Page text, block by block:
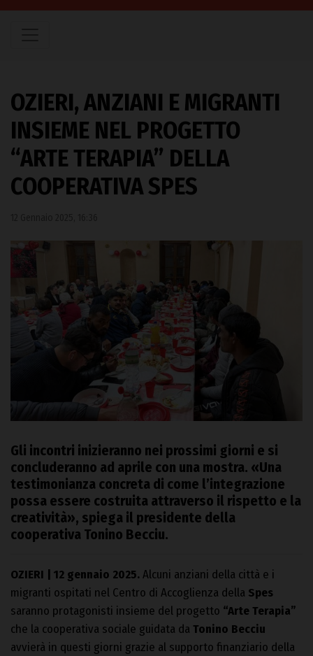
OZIERI, ANZIANI E MIGRANTI
INSIEME NEL PROGETTO
“ARTE TERAPIA” DELLA
COOPERATIVA SPES
Gli incontri inizieranno nei prossimi giorni e si
concluderanno ad aprile con una mostra. «Una
testimonianza concreta di come l’integrazione
possa essere costruita attraverso il rispetto e la
creatività», spiega il presidente della
cooperativa Tonino Becciu.
OZIERI | 12 gennaio 2025.Alcuni anziani della città e i
migranti ospitati nel Centro di Accoglienza della Spes
saranno protagonisti insieme del progetto “Arte Terapia”
che la cooperativa sociale guidata da Tonino Becciu
avvierà in questi giorni grazie al supporto finanziario della